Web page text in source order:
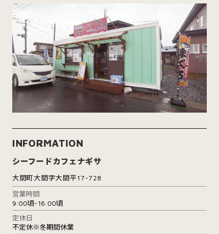
INFORMATION
シーフードカフェナギサ
大間町大間字大間平17-728
営業時間
9:00頃-16:00頃
定休日
不定休※冬期間休業